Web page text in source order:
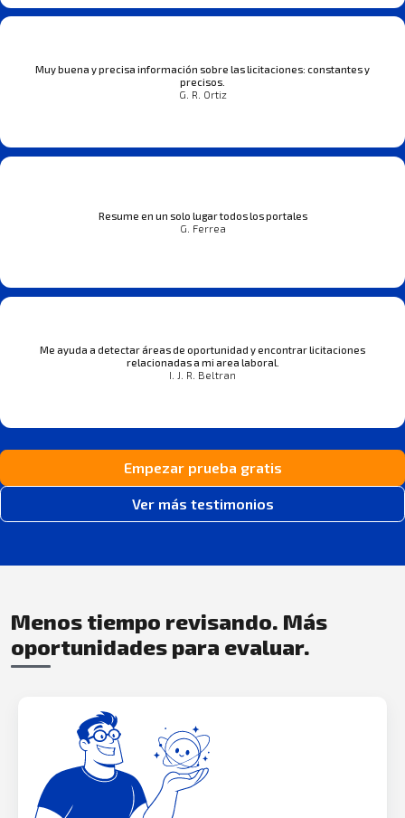
Muy buena y precisa información sobre las licitaciones: constantes y
precisos.
G. R. Ortiz
Resume en un solo lugar todos los portales
G. Ferrea
Me ayuda a detectar áreas de oportunidad y encontrar licitaciones
relacionadas a mi area laboral.
I. J. R. Beltran
Empezar prueba gratis
Ver más testimonios
Menos tiempo revisando. Más
oportunidades para evaluar.